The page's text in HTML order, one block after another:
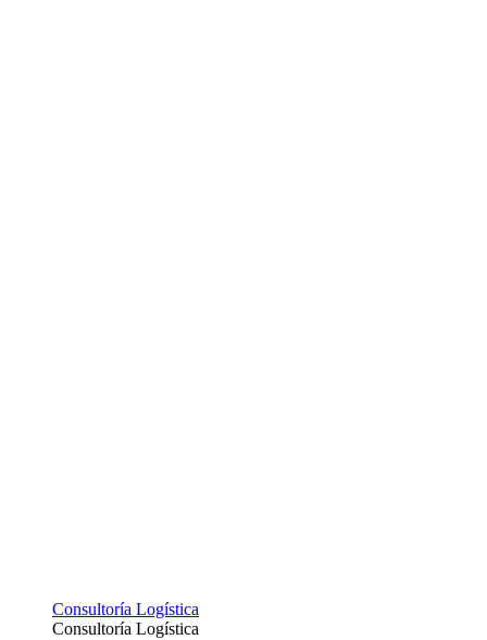
Consultoría Logística
Consultoría Logística